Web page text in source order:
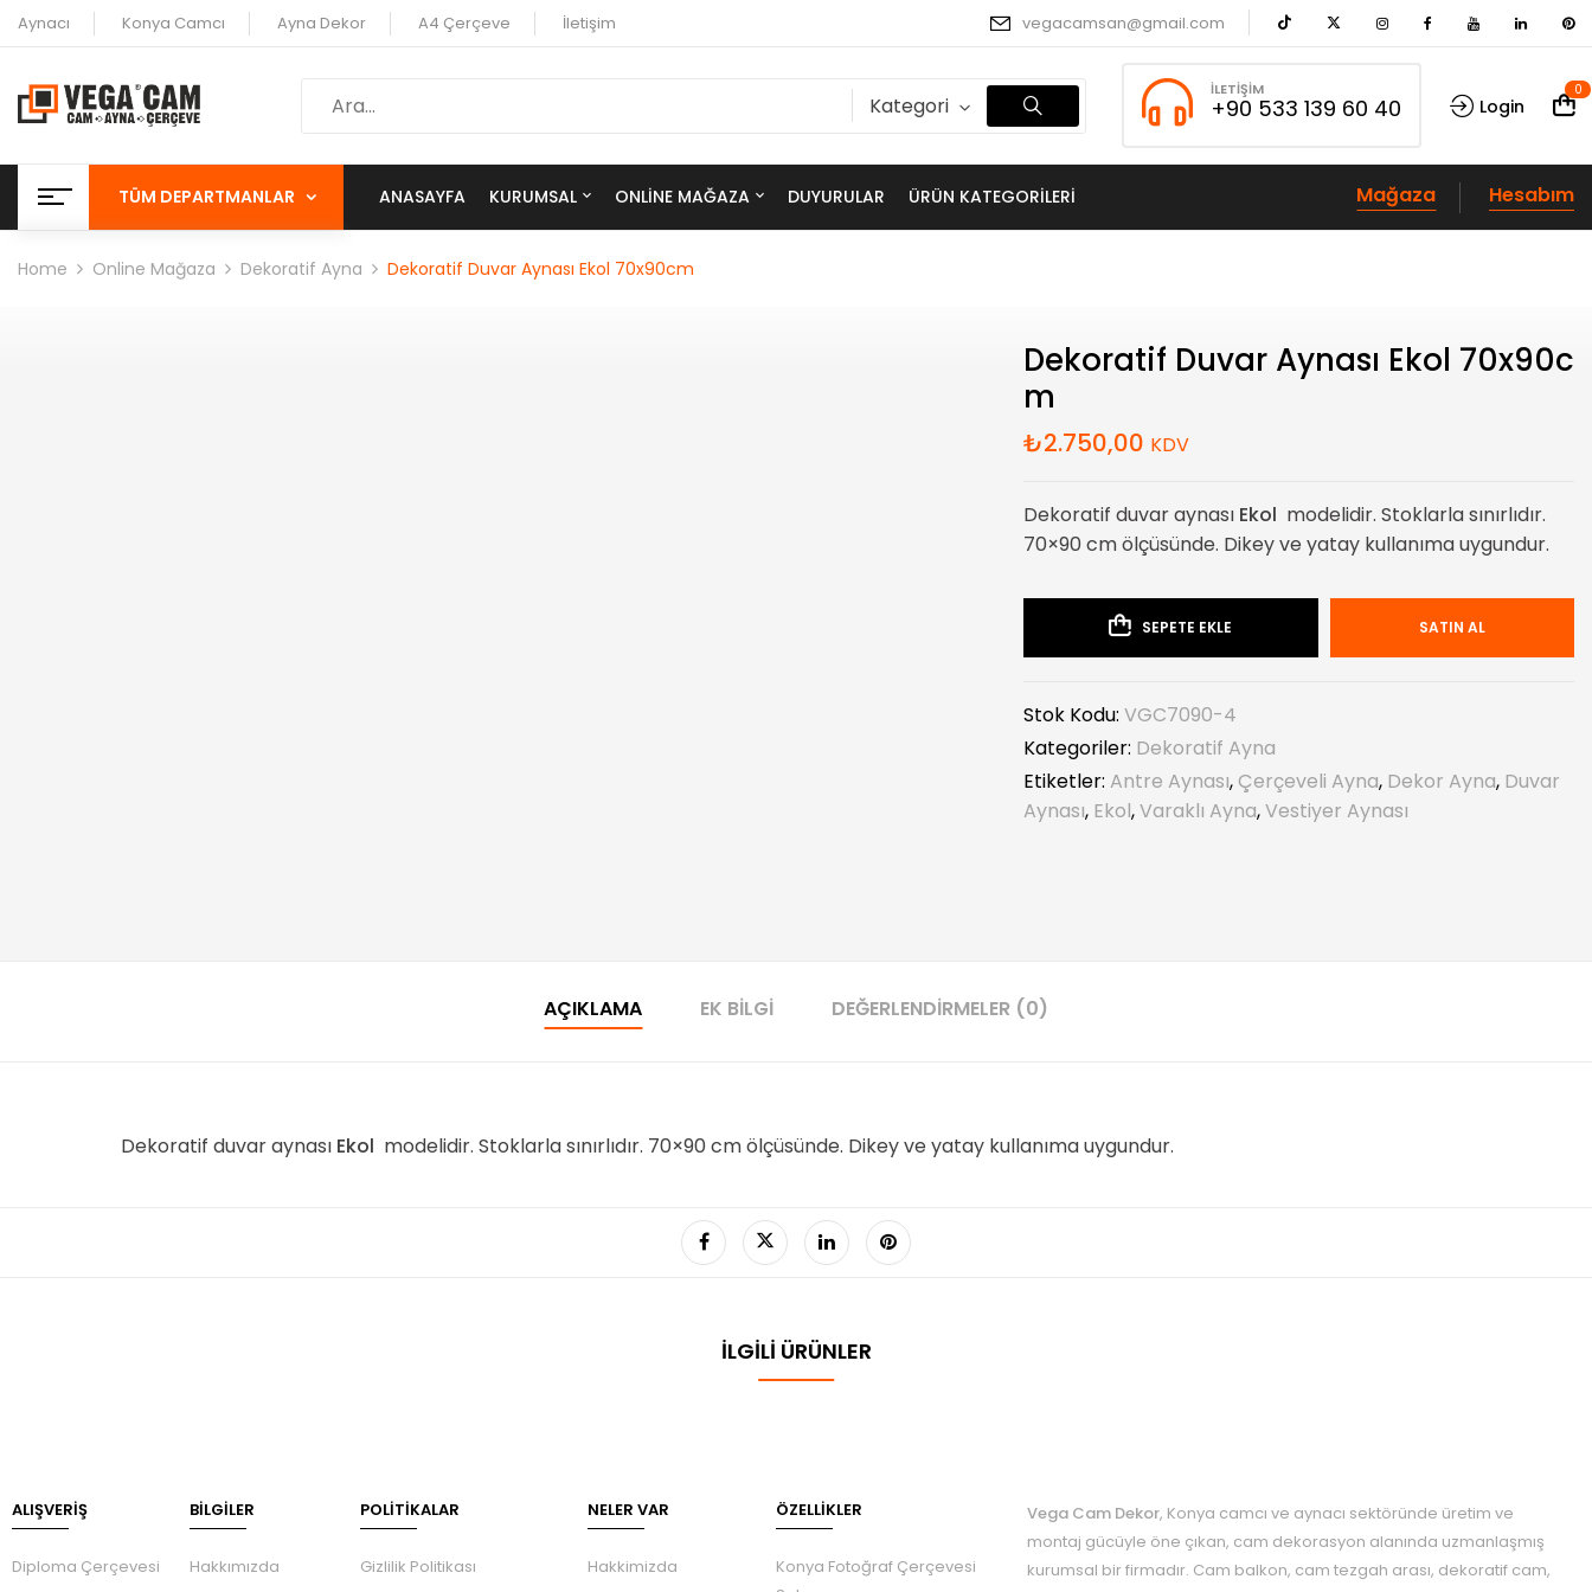
Aynacı Konya Camcı Ayna Dekor A4 Çerçeve İletişim vegacamsan@gmail.com
Kategori
İLETIŞIM
+90 533 139 60 40 Login
0
TÜM DEPARTMANLAR ANASAYFA KURUMSAL ONLINE MAĞAZA DUYURULAR ÜRÜN KATEGORILERI Mağaza Hesabım
Home Online Mağaza Dekoratif Ayna Dekoratif Duvar Aynası Ekol 70x90cm
Dekoratif Duvar Aynası Ekol 70x90c
M
₺2.750,00 KDV
Dekoratif duvar aynası Ekol modelidir. Stoklarla sınırlıdır.
70×90 cm ölçüsünde. Dikey ve yatay kullanıma uygundur.
SEPETE EKLE SATIN AL
Stok Kodu: VGC7090-4
Kategoriler: Dekoratif Ayna
Etiketler: Antre Aynası,Çerçeveli Ayna, Dekor Ayna, Duvar
Aynası, Ekol,Varaklı Ayna,Vestiyer Aynası
AÇIKLAMA EK BILGI DEĞERLENDIRMELER (0)
Dekoratif duvar aynası Ekol modelidir. Stoklarla sınırlıdır. 70×90 cm ölçüsünde. Dikey ve yatay kullanıma uygundur.
İLGILI ÜRÜNLER
ALIŞVERİŞ
Diploma Çerçevesi
BILGILER
Hakkımızda
POLİTİKALAR
Gizlilik Politikası
NELER VAR
Hakkimizda
ÖZELLIKLER
Konya Fotoğraf Çerçevesi
Vega Cam Dekor, Konya camcı ve aynacı sektöründe üretim ve
montaj gücüyle öne çıkan, cam dekorasyon alanında uzmanlaşmış
kurumsal bir firmadır. Cam balkon, cam tezgah arası, dekoratif cam,